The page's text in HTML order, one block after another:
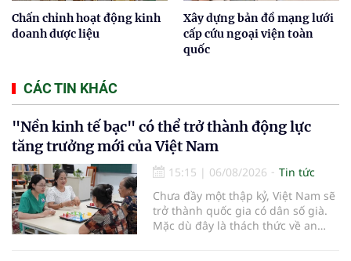
Chấn chỉnh hoạt động kinh
doanh dược liệu
Xây dựng bản đồ mạng lưới
cấp cứu ngoại viện toàn
quốc
CÁC TIN KHÁC
"Nền kinh tế bạc" có thể trở thành động lực
tăng trưởng mới của Việt Nam
15:15 | 06/08/2026
Tin tức
Chưa đầy một thập kỷ, Việt Nam sẽ
trở thành quốc gia có dân số già.
Mặc dù đây là thách thức về an